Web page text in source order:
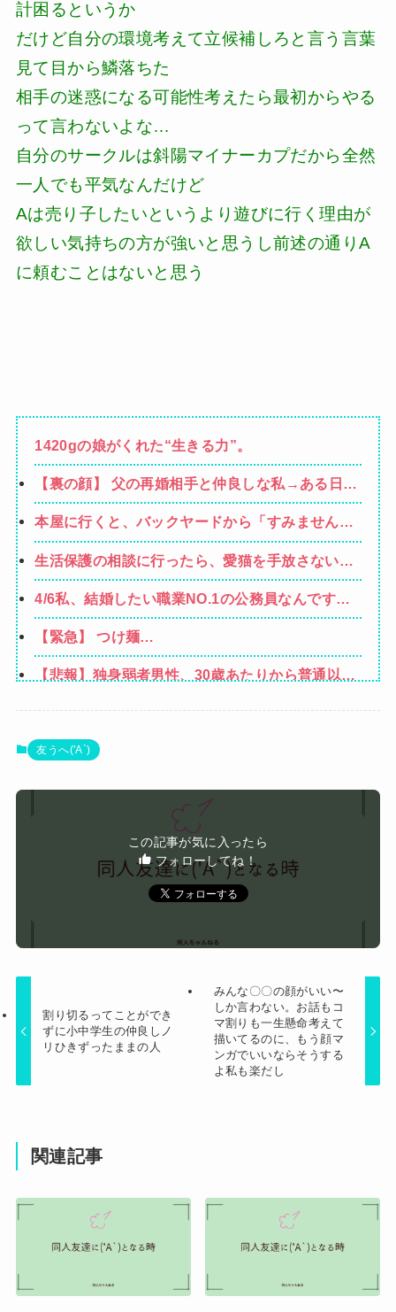
計困るというか
だけど自分の環境考えて立候補しろと言う言葉
見て目から鱗落ちた
相手の迷惑になる可能性考えたら最初からやる
って言わないよな…
自分のサークルは斜陽マイナーカプだから全然
一人でも平気なんだけど
Aは売り子したいというより遊びに行く理由が
欲しい気持ちの方が強いと思うし前述の通りA
に頼むことはないと思う
1420gの娘がくれた“生きる力”。
【裏の顔】 父の再婚相手と仲良しな私→ある日、
私の帰宅に気付かない再婚相手「血繋がってない
のに大学費用出さなきゃいけないの腹立つわ…姑
だったら先に亡くなるのに笑」私「…」
本屋に行くと、バックヤードから「すみません、
本当にすみません（泣）「でもあなた、初めてじ
ゃないしね、うちだけじゃどうしようもないか
ら」と会話が聞こえてきた→すると・・・
生活保護の相談に行ったら、愛猫を手放さないと
無理と言われた。子どものような存在だから手放
すのは絶対に考えられない・・・
4/6私、結婚したい職業NO.1の公務員なんですけ
ど、嫁が子供連れて家出した。全く理由は思いつ
かないけど強いてあげるとすれば母のせいかもし
れない。嫁のせいでアトピー悪化しそう→
【緊急】 つけ麺
WWWWWWWWWWWWWWWWWWWWWW
【悲報】独身弱者男性、30歳あたりから普通以上
【悲報】女性配信者「アスペの検査してみた…み
【画像】ハンターハンターさん、ガチで最強の新
【画像】坂口杏里、逃走してウ●カスまで晒され
Powered by livedoor 相互RSS
友うへ('A`)
この記事が気に入ったら
フォローしてね！
割り切るってことができ
ずに小中学生の仲良しノ
リひきずったままの人
みんな〇〇の顔がいい〜
しか言わない。お話もコ
マ割りも一生懸命考えて
描いてるのに、もう顔マ
ンガでいいならそうする
よ私も楽だし
関連記事